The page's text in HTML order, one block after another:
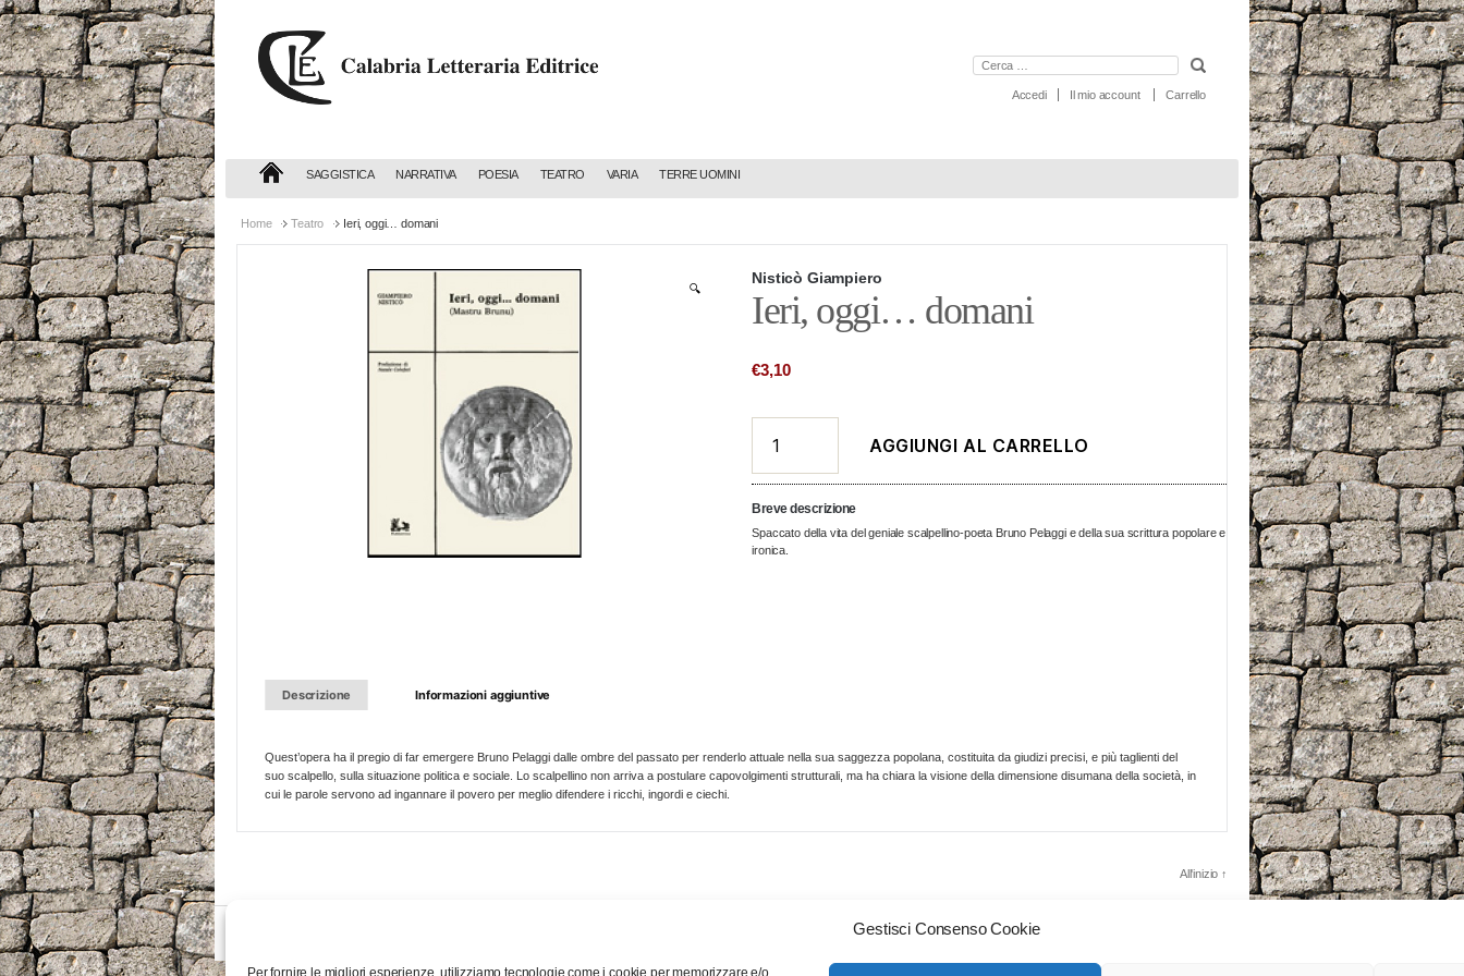
Gestisci Consenso Cookie
Per fornire le migliori esperienze, utilizziamo tecnologie come i cookie per memorizzare e/o
Cerca:
Accedi Il mio account Carrello
SAGGISTICA NARRATIVA POESIA TEATRO VARIA TERRE UOMINI
Home Teatro Ieri, oggi… domani
🔍
Nisticò Giampiero
Ieri, oggi… domani
€3,10
oggi...
domani
quantità
AGGIUNGI AL CARRELLO
Breve descrizione
Spaccato della vita del geniale scalpellino-poeta Bruno Pelaggi e della sua scrittura popolare e
ironica.
Descrizione Informazioni aggiuntive
Quest’opera ha il pregio di far emergere Bruno Pelaggi dalle ombre del passato per renderlo attuale nella sua saggezza popolana, costituita da giudizi precisi, e più taglienti del
suo scalpello, sulla situazione politica e sociale. Lo scalpellino non arriva a postulare capovolgimenti strutturali, ma ha chiara la visione della dimensione disumana della società, in
cui le parole servono ad ingannare il povero per meglio difendere i ricchi, ingordi e ciechi.
All'inizio ↑
Contattaci